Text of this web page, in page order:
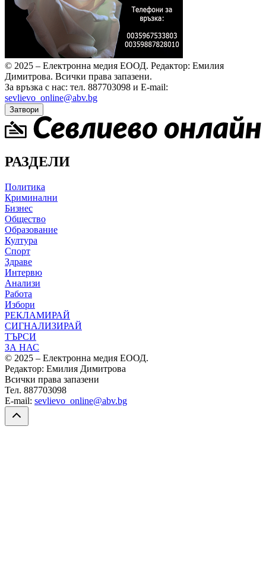
© 2025 – Електронна медия ЕООД. Редактор: Емилия
Димитрова. Всички права запазени.
За връзка с нас: тел. 887703098 и E-mail:
sevlievo_online@abv.bg
Затвори
РАЗДЕЛИ
Политика
Криминални
Бизнес
Общество
Образование
Култура
Спорт
Здраве
Интервю
Анализи
Работа
Избори
РЕКЛАМИРАЙ
СИГНАЛИЗИРАЙ
ТЪРСИ
ЗА НАС
© 2025 – Електронна медия ЕООД.
Редактор: Емилия Димитрова
Всички права запазени
Тел. 887703098
E-mail: sevlievo_online@abv.bg